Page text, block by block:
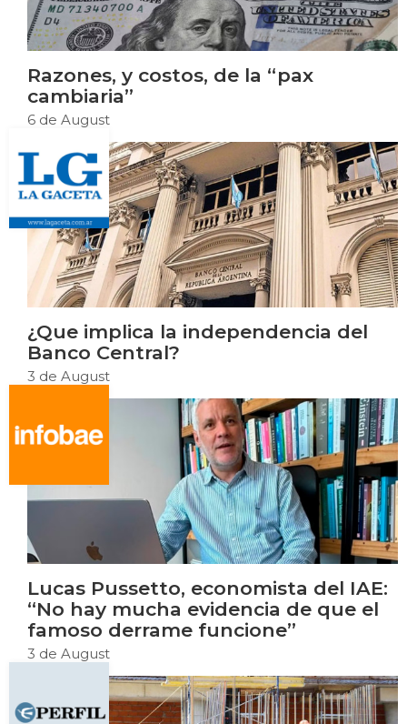
Razones, y costos, de la “pax
cambiaria”
6 de August
¿Que implica la independencia del
Banco Central?
3 de August
Lucas Pussetto, economista del IAE:
“No hay mucha evidencia de que el
famoso derrame funcione”
3 de August